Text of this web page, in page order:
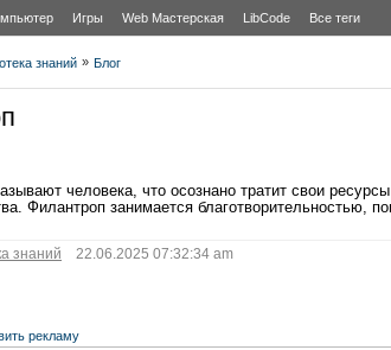
Игры Web Мастерская LibCode Все теги
знаний » Блог
человека, что осознано тратит свои
Филантроп занимается благотворительностью,
знаний 22.06.2025 07:32:34 am
рекламу